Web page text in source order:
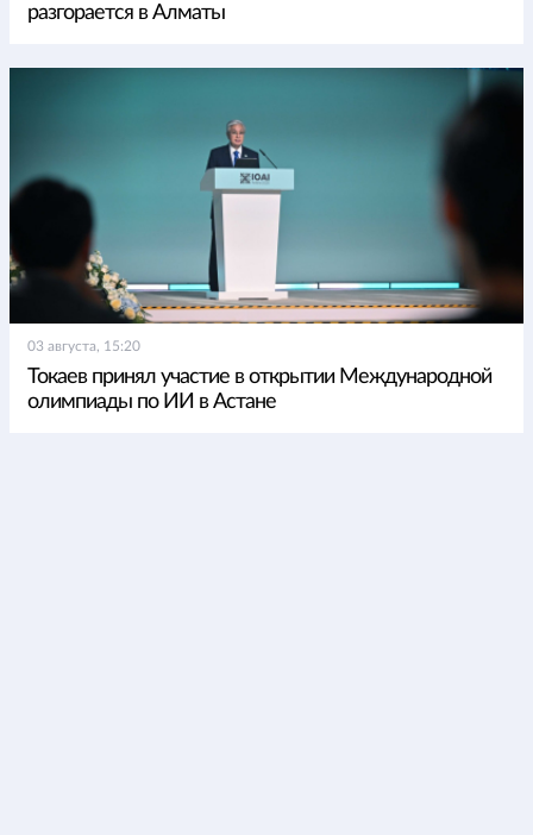
разгорается в Алматы
03 августа, 15:20
Токаев принял участие в открытии Международной
олимпиады по ИИ в Астане